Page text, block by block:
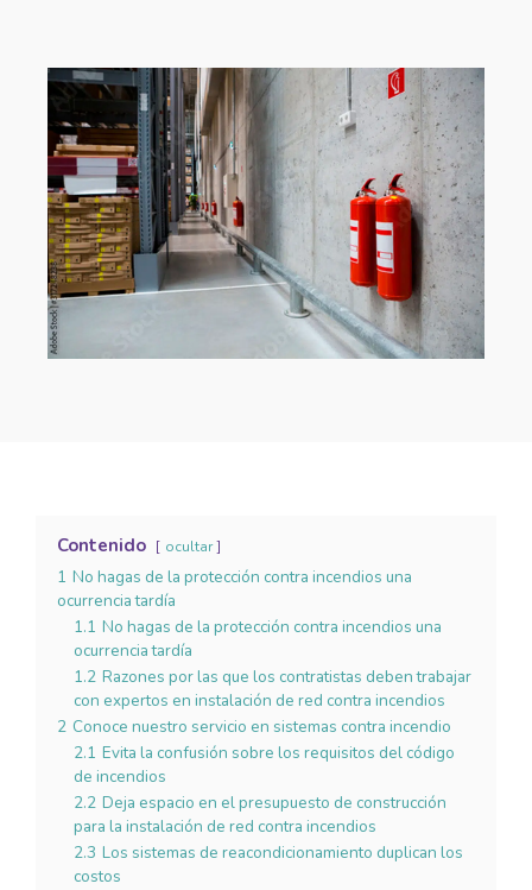
Contenido ocultar
1 No hagas de la protección contra incendios una
ocurrencia tardía
1.1 No hagas de la protección contra incendios una
ocurrencia tardía
1.2 Razones por las que los contratistas deben trabajar
con expertos en instalación de red contra incendios
2 Conoce nuestro servicio en sistemas contra incendio
2.1 Evita la confusión sobre los requisitos del código
de incendios
2.2 Deja espacio en el presupuesto de construcción
para la instalación de red contra incendios
2.3 Los sistemas de reacondicionamiento duplican los
costos